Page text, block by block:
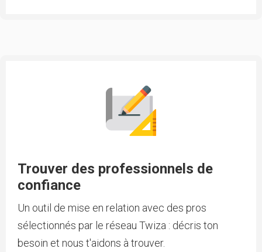
Trouver des professionnels de
confiance
Un outil de mise en relation avec des pros
sélectionnés par le réseau Twiza : décris ton
besoin et nous t'aidons à trouver.